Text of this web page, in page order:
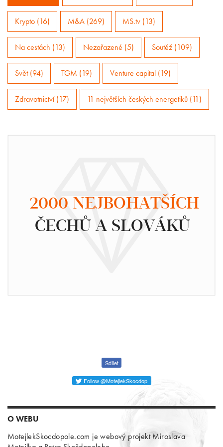
Krypto (16) M&A (269) MS.tv (13)
Na cestách (13) Nezařazené (5) Soutěž (109)
Svět (94) TGM (19) Venture capital (19)
Zdravotnictví (17) 11 největších českých energetiků (11)
2000 NEJBOHATŠÍCH
ČECHŮ A SLOVÁKŮ
Sdílet
Follow @MotejlekSkocdop
O WEBU
MotejlekSkocdopole.com je webový projekt Miroslava